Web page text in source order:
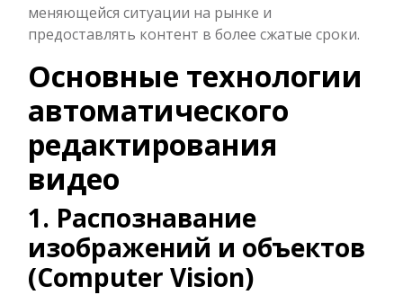
меняющейся ситуации на рынке и
предоставлять контент в более сжатые сроки.
Основные технологии
автоматического
редактирования
видео
1. Распознавание
изображений и объектов
(Computer Vision)